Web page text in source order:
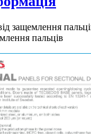
від
пальців